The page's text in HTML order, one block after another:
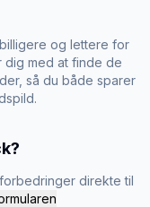
og lettere for
dig med at finde de
så du både sparer
direkte til